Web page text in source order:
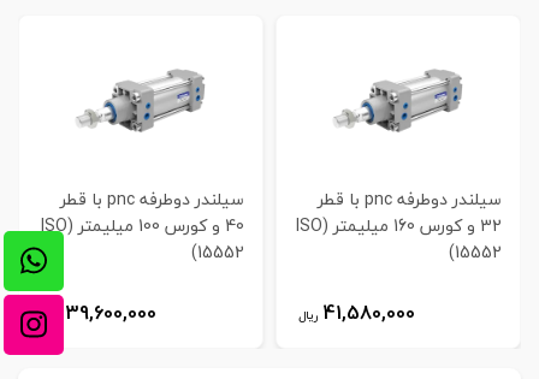
سیلندر دوطرفه pnc با قطر
32 و کورس 160 میلیمتر (ISO
15552)
41,580,000 ریال
سیلندر دوطرفه pnc با قطر
40 و کورس 100 میلیمتر (ISO
15552)
39,600,000 ریال